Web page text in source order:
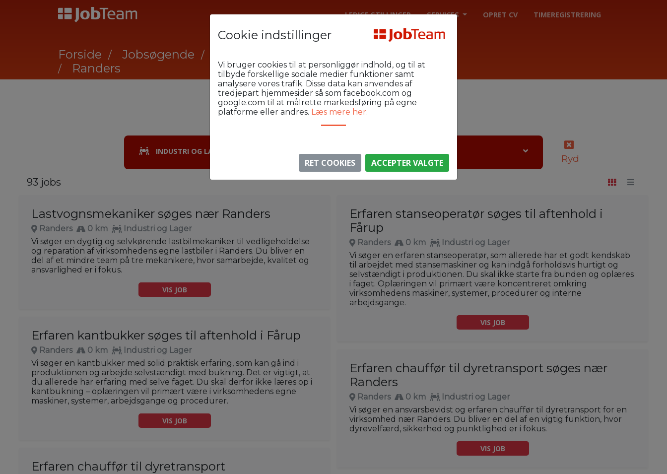
LEDIGE STILLINGER SERVICES OPRET CV TIMEREGISTRERING
Forside Jobsøgende
Randers
Se lokale stillinger
INDUSTRI OG LAGER
Ryd
93 jobs
Lastvognsmekaniker søges nær Randers
Randers 0 km
Industri og Lager
Vi søger en dygtig og selvkørende lastbilmekaniker til vedligeholdelse
og reparation af virksomhedens egne lastbiler i Randers. Du bliver en
del af et mindre team på tre mekanikere, hvor samarbejde, kvalitet og
ansvarlighed er i fokus.
VIS JOB
Erfaren stanseoperatør søges til aftenhold i
Fårup
Randers 0 km
Industri og Lager
Vi søger en erfaren stanseoperatør, som allerede har et godt kendskab
til arbejdet med stansemaskiner og kan indgå forholdsvis hurtigt og
selvstændigt i produktionen. Du skal ikke starte fra bunden og oplæres
i faget. Oplæringen vil primært være koncentreret omkring
virksomhedens maskiner, systemer, procedurer og interne
arbejdsgange.
VIS JOB
Erfaren kantbukker søges til aftenhold i Fårup
Randers 0 km
Industri og Lager
Vi søger en kantbukker med solid praktisk erfaring, som kan gå ind i
produktionen og arbejde selvstændigt med bukning. Det er vigtigt, at
du allerede har erfaring med selve faget. Du skal derfor ikke læres op i
kantbukning – oplæringen vil primært være i virksomhedens egne
maskiner, systemer, arbejdsgange og procedurer.
VIS JOB
Erfaren chauffør til dyretransport søges nær
Randers
Randers 0 km
Industri og Lager
Vi søger en ansvarsbevidst og erfaren chauffør til dyretransport for en
virksomhed nær Randers. Du bliver en del af en vigtig funktion, hvor
dyrevelfærd, sikkerhed og punktlighed er i fokus.
VIS JOB
Erfaren chauffør til dyretransport
Cookie indstillinger
Vi bruger cookies til at personliggør indhold, og til at
tilbyde forskellige sociale medier funktioner samt
analysere vores trafik. Disse data kan anvendes af
tredjepart hjemmesider så som facebook.com og
google.com til at målrette markedsføring på egne
platforme eller andres. Læs mere her.
RET COOKIES ACCEPTER VALGTE